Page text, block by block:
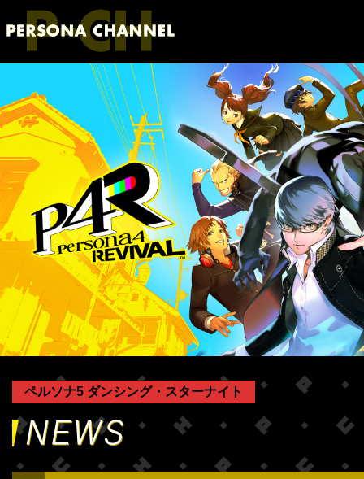
ペルソナ5 ダンシング・スターナイト